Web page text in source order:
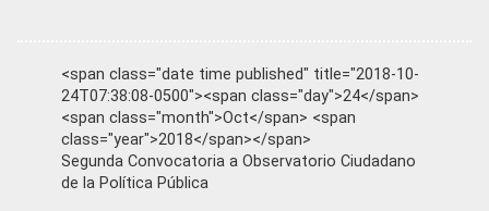
<span class="date time published" title="2018-10-
24T07:38:08-0500"><span class="day">24</span>
<span class="month">Oct</span> <span
class="year">2018</span></span>
Segunda Convocatoria a Observatorio Ciudadano
de la Política Pública